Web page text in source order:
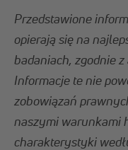
Przedstawione
opierają się na
badaniach, zgodnie
Informacje te nie
zobowiązań
naszymi warunkami
charakterystyki